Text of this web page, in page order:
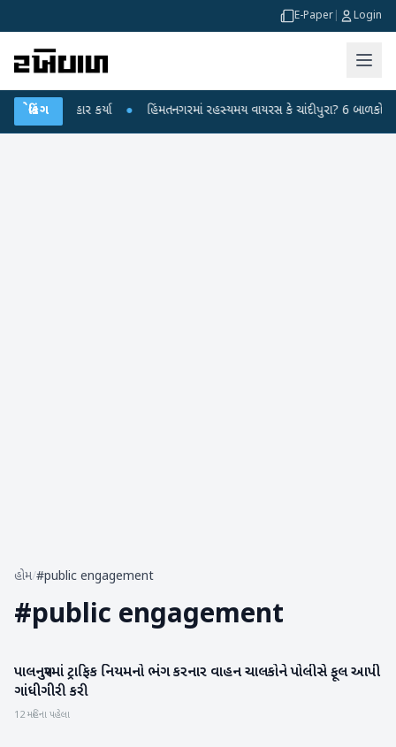
E-Paper Login
બ્રેકિંગ
પર પ્રહાર કર્યા ● હિંમતનગરમાં રહસ્યમય વાયરસ કે ચાંદીપુરા? 6 બાળકોના
હોમ/#public engagement
#public engagement
બનાસકાંઠા
પાલનપુરમાં ટ્રાફિક નિયમનો ભંગ કરનાર વાહન ચાલકોને પોલીસે ફૂલ આપી
ગાંધીગીરી કરી
12 મહિના પહેલા